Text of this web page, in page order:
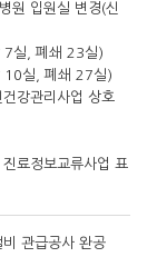
원 입원실 변경(신
7실, 폐쇄 23실)
10실, 폐쇄 27실)
강관리사업 상호
료정보교류사업 표
비 관급공사 완공